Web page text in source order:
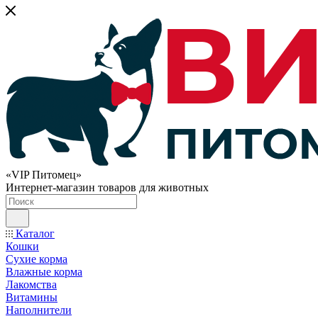
«VIP Питомец»
Интернет-магазин товаров для животных
Каталог
Кошки
Сухие корма
Влажные корма
Лакомства
Витамины
Наполнители